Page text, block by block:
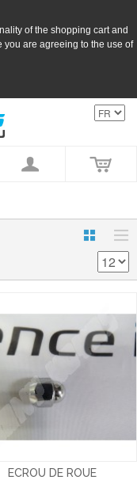
of the shopping cart and
you are agreeing to the use of
ECROU DE ROUE